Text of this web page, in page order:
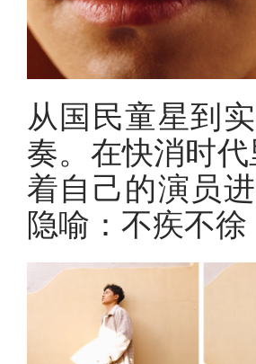
从国民童星到
奏。在快消时
着自己的演员
隐喻：不疾不